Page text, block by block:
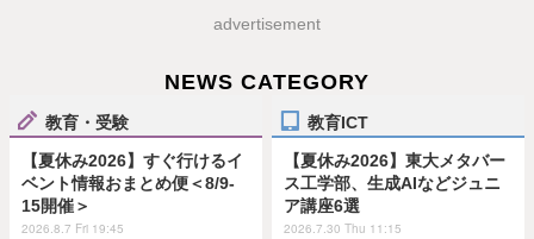
advertisement
NEWS CATEGORY
教育・受験
【夏休み2026】すぐ行けるイ
ベント情報おまとめ便＜8/9-
15開催＞
2026.8.7 Fri 19:45
教育ICT
【夏休み2026】東大メタバー
ス工学部、生成AIなどジュニ
ア講座6選
2026.7.30 Thu 11:15